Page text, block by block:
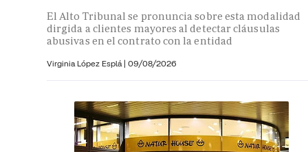
El Alto Tribunal se pronuncia sobre esta modalidad
dirgida a clientes mayores al detectar cláusulas
abusivas en el contrato con la entidad
Virginia López Esplá | 09/08/2026